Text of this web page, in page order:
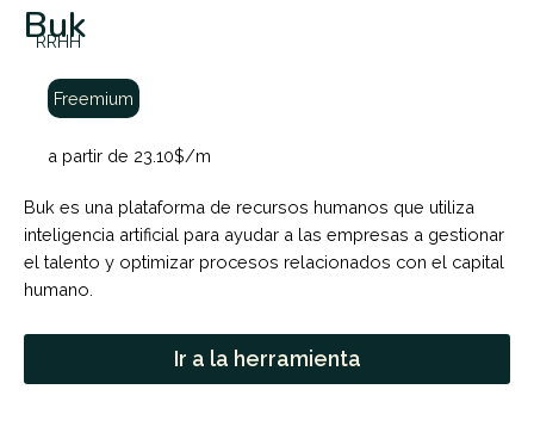
Buk
RRHH
Freemium
a partir de 23.10$/m
Buk es una plataforma de recursos humanos que utiliza
inteligencia artificial para ayudar a las empresas a gestionar
el talento y optimizar procesos relacionados con el capital
humano.
Ir a la herramienta